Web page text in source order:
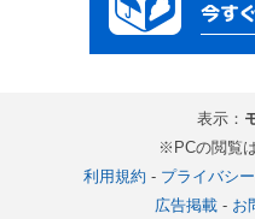
表示：
※PCの閲覧
利用規約 - プライバシ
広告掲載- お